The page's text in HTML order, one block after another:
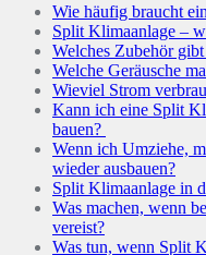
Wie häufig braucht
Split Klimaanlage –
Welches Zubehör
Welche Geräusche
Wieviel Strom
Kann ich eine Split
bauen?
Wenn ich Umziehe,
wieder ausbauen?
Split Klimaanlage in
Was machen, wenn
vereist?
Was tun, wenn Split